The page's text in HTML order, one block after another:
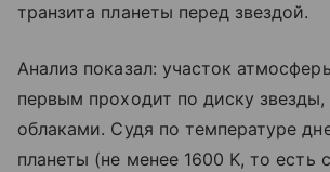
транзита планеты перед звездой.
Анализ показал: участок
первым проходит по диску
облаками. Судя по температуре
планеты (не менее 1600 K, то есть